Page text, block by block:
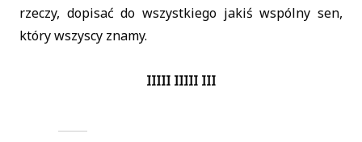
rzeczy, dopisać do wszystkiego jakiś wspólny sen,
który wszyscy znamy.
IIIII IIIII III